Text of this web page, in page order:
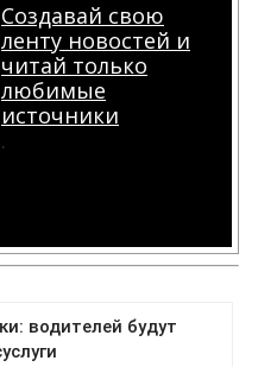
Создавай свою
ленту новостей и
читай только
любимые
источники
.